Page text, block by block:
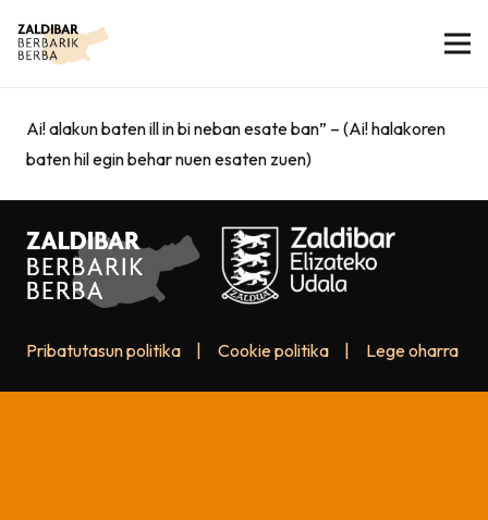
Ai! alakun baten ill in bi neban esate ban” – (Ai! halakoren
baten hil egin behar nuen esaten zuen)
Pribatutasun politika Cookie politika Lege oharra